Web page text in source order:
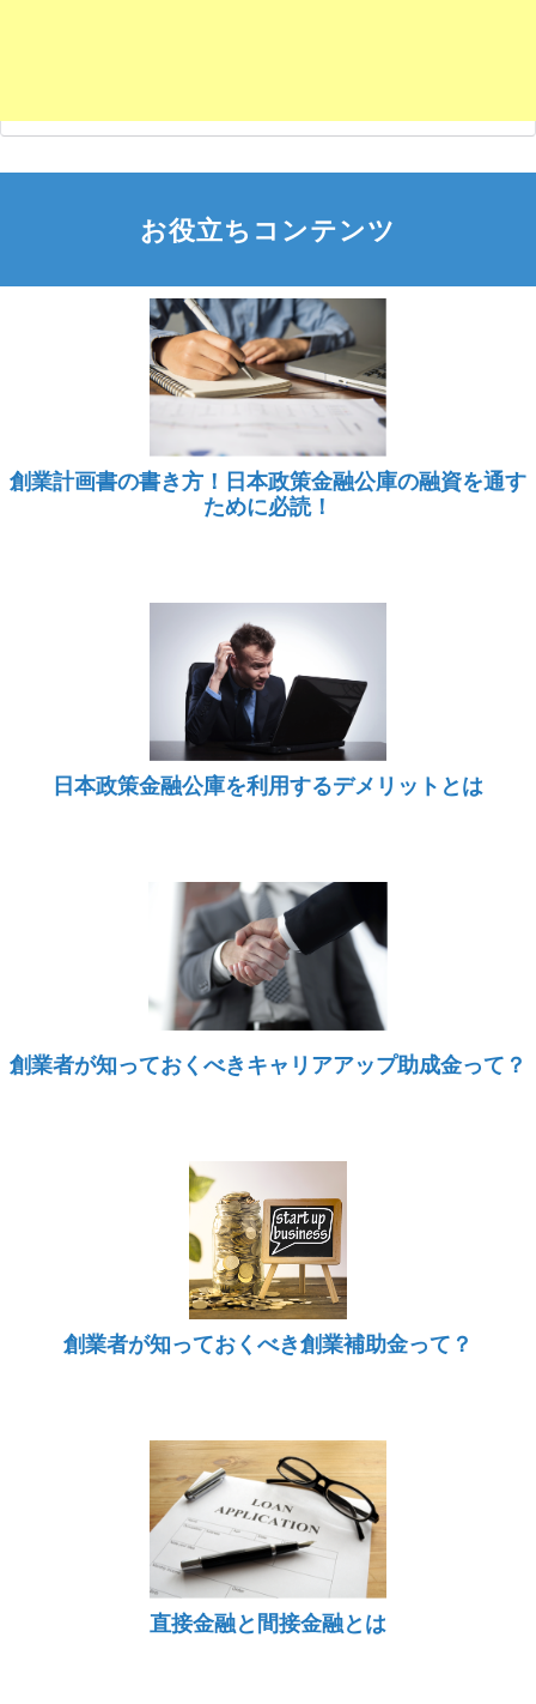
お役立ちコンテンツ
創業計画書の書き方！日本政策金融公庫の融資を通す
ために必読！
日本政策金融公庫を利用するデメリットとは
創業者が知っておくべきキャリアアップ助成金って？
創業者が知っておくべき創業補助金って？
直接金融と間接金融とは